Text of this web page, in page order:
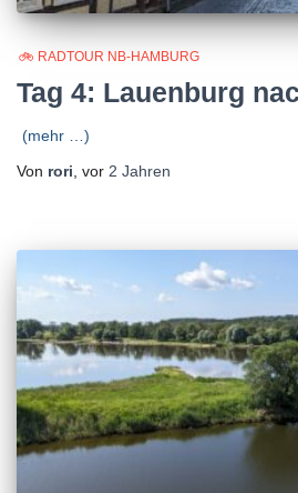
🚲 RADTOUR NB-HAMBURG
Tag 4: Lauenburg
(mehr …)
Von rori , vor 2 Jahren